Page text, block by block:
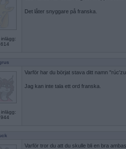
Det låter snyggare på franska.
Varför har du börjat stava ditt namn
Jag kan inte tala ett ord franska.
Varför tror du att du skulle bli en bra